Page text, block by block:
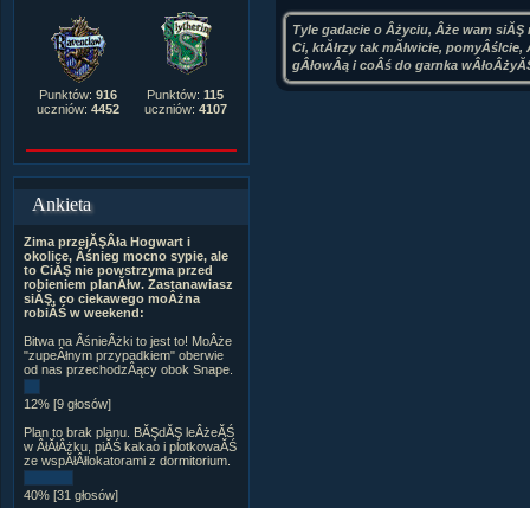
Punktów: 916
uczniów: 4452
Punktów: 115
uczniów: 4107
Ankieta
Zima przejĂŞÂła Hogwart i
okolice, Âśnieg mocno sypie, ale
to CiĂŞ nie powstrzyma przed
robieniem planĂłw. Zastanawiasz
siĂŞ, co ciekawego moÂżna
robiĂŚ w weekend:
Bitwa na ÂśnieÂżki to jest to! MoÂże
"zupeÂłnym przypadkiem" oberwie
od nas przechodzÂący obok Snape.
12% [9 głosów]
Plan to brak planu. BĂŞdĂŞ leÂżeĂŚ
w ÂłĂłÂżku, piĂŚ kakao i plotkowaĂŚ
ze wspĂłÂłlokatorami z dormitorium.
40% [31 głosów]
Tyle gadacie o Âżyciu, Âże wam
Ci, ktĂłrzy tak mĂłwicie,
gÂłowÂą i coÂś do garnka